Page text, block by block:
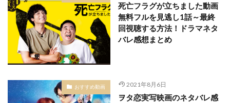
死亡フラグが立ちました動画
無料フルを見逃し1話～最終
回視聴する方法！ドラマネタ
バレ感想まとめ
おすすめ動画 2021年8月6日
ヲタ恋実写映画のネタバレ感